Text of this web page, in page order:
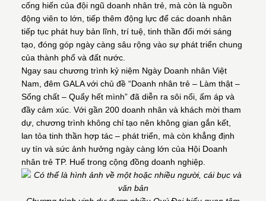
cống hiến của đội ngũ doanh nhân trẻ, mà còn là nguồn
động viên to lớn, tiếp thêm động lực để các doanh nhân
tiếp tục phát huy bản lĩnh, trí tuệ, tinh thần đổi mới sáng
tạo, đóng góp ngày càng sâu rộng vào sự phát triển chung
của thành phố và đất nước.
Ngay sau chương trình kỷ niệm Ngày Doanh nhân Việt
Nam, đêm GALA với chủ đề “Doanh nhân trẻ – Làm thật –
Sống chất – Quẩy hết mình” đã diễn ra sôi nổi, ấm áp và
đầy cảm xúc. Với gần 200 doanh nhân và khách mời tham
dự, chương trình không chỉ tạo nên không gian gắn kết,
lan tỏa tinh thần hợp tác – phát triển, mà còn khẳng định
uy tín và sức ảnh hưởng ngày càng lớn của Hội Doanh
nhân trẻ TP. Huế trong cộng đồng doanh nghiệp.